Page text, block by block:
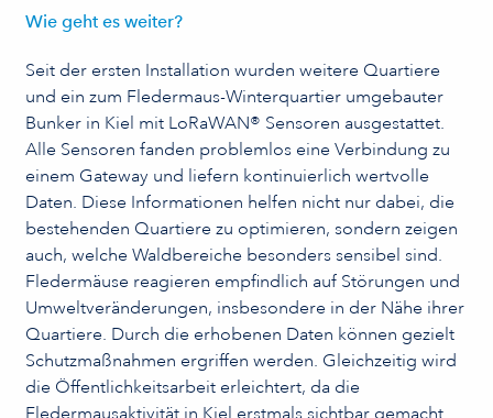
Wie geht es weiter?
Seit der ersten Installation wurden weitere Quartiere
und ein zum Fledermaus-Winterquartier umgebauter
Bunker in Kiel mit LoRaWAN® Sensoren ausgestattet.
Alle Sensoren fanden problemlos eine Verbindung zu
einem Gateway und liefern kontinuierlich wertvolle
Daten. Diese Informationen helfen nicht nur dabei, die
bestehenden Quartiere zu optimieren, sondern zeigen
auch, welche Waldbereiche besonders sensibel sind.
Fledermäuse reagieren empfindlich auf Störungen und
Umweltveränderungen, insbesondere in der Nähe ihrer
Quartiere. Durch die erhobenen Daten können gezielt
Schutzmaßnahmen ergriffen werden. Gleichzeitig wird
die Öffentlichkeitsarbeit erleichtert, da die
Fledermausaktivität in Kiel erstmals sichtbar gemacht